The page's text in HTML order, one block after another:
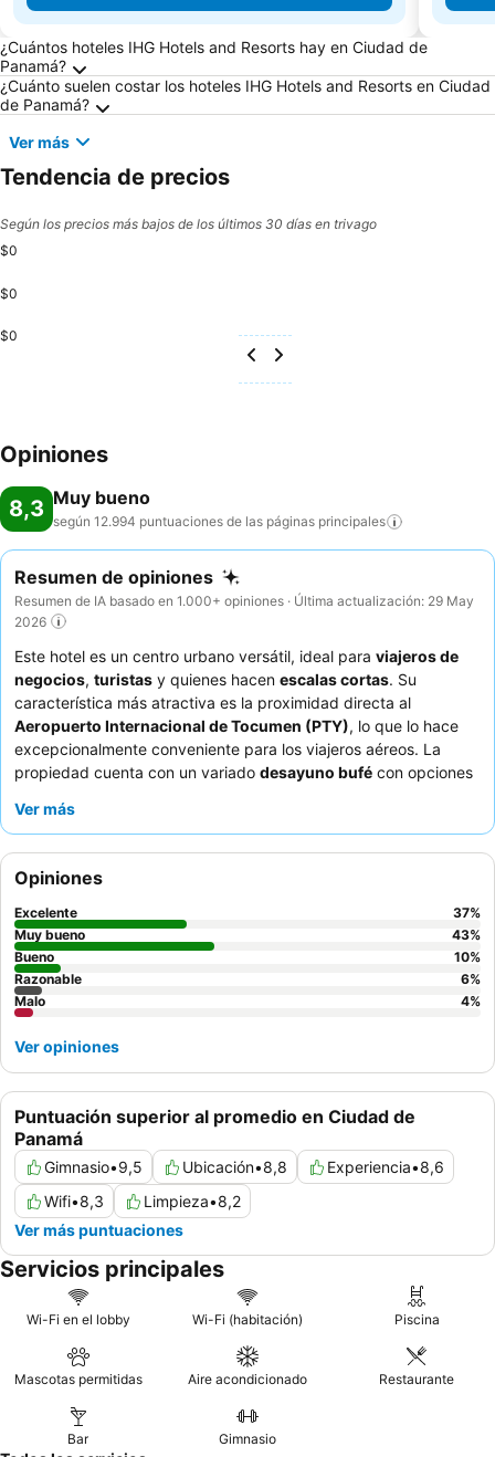
Preguntas frecuentes sobre Ciudad de
¿Cuántos hoteles IHG Hotels and Resorts hay en Ciudad de
Panamá?
¿Cuánto suelen costar los hoteles IHG Hotels and Resorts en Ciudad
de Panamá?
Ver más
Tendencia de precios
Según los precios más bajos de los últimos 30 días en trivago
$0
$0
$0
Opiniones
8,3 Muy bueno
según 12.994 puntuaciones de las páginas principales
Resumen de opiniones
Resumen de IA basado en 1.000+ opiniones · Última actualización: 29 May
2026
Este hotel es un centro urbano versátil, ideal para viajeros de
negocios, turistas y quienes hacen escalas cortas. Su
característica más atractiva es la proximidad directa al
Aeropuerto Internacional de Tocumen (PTY), lo que lo hace
excepcionalmente conveniente para los viajeros aéreos. La
propiedad cuenta con un variado desayuno bufé con opciones
comienzo del día. Los huéspedes elogian constantemente al
ayudar. Para una experiencia más relajada, considere utilizar la
opción de uso diurno
tiempos de tránsito prolongados.
Ver más
Puntuación superior al promedio en Ciudad de
Panamá
Gimnasio•9,5 Ubicación•8,8 Experiencia•8,6
Wifi•8,3 Limpieza•8,2
Ver más puntuaciones
Opiniones
Excelente 37%
Muy bueno
43%
Bueno
10%
Razonable
6%
Malo
4%
Ver opiniones
Servicios principales
Wi-Fi en el lobby Wi-Fi (habitación) Piscina
Mascotas permitidas Aire acondicionado Restaurante
Bar Gimnasio